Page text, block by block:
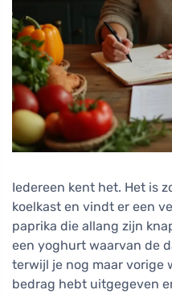
Iedereen kent het. Het is
koelkast en vindt er een
paprika die allang zijn
een yoghurt waarvan de
terwijl je nog maar vorige
bedrag hebt uitgegeven